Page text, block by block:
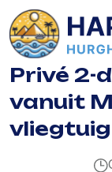
Privé 2-
vanuit